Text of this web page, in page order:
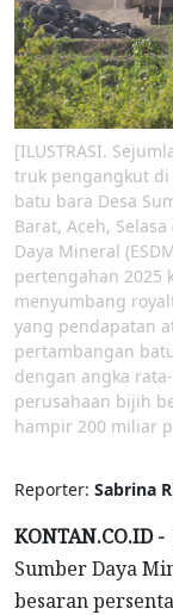
[ILUSTRASI.
truk pengangkut
batu bara Desa
Barat, Aceh,
Daya Mineral
pertengahan 2025
menyumbang
yang pendapatan
pertambangan
dengan angka
perusahaan bijih
hampir 200 miliar
Reporter: Sabrina
KONTAN.CO.ID -
Sumber Daya
besaran